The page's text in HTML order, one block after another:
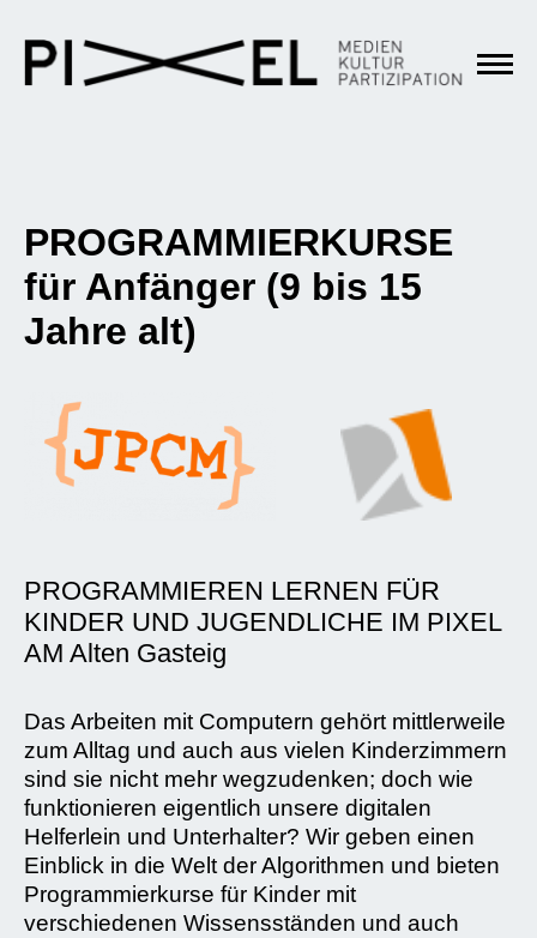
PROGRAMMIERKURSE
für Anfänger (9 bis 15
Jahre alt)
PROGRAMMIEREN LERNEN FÜR
KINDER UND JUGENDLICHE IM PIXEL
AM Alten Gasteig
Das Arbeiten mit Computern gehört mittlerweile
zum Alltag und auch aus vielen Kinderzimmern
sind sie nicht mehr wegzudenken; doch wie
funktionieren eigentlich unsere digitalen
Helferlein und Unterhalter? Wir geben einen
Einblick in die Welt der Algorithmen und bieten
Programmierkurse für Kinder mit
verschiedenen Wissensständen und auch